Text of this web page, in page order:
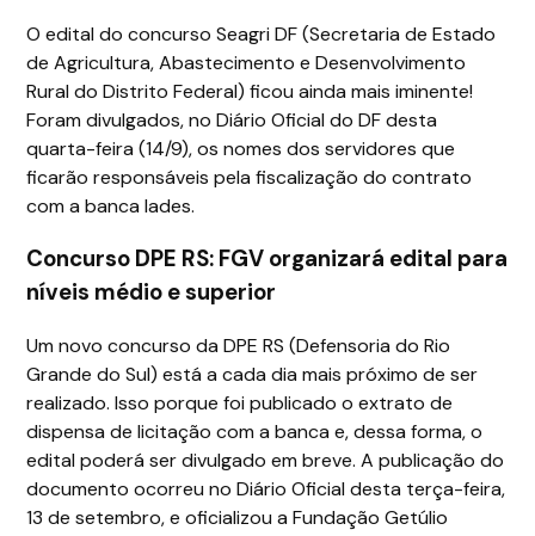
O edital do concurso Seagri DF (Secretaria de Estado
de Agricultura, Abastecimento e Desenvolvimento
Rural do Distrito Federal) ficou ainda mais iminente!
Foram divulgados, no Diário Oficial do DF desta
quarta-feira (14/9), os nomes dos servidores que
ficarão responsáveis pela fiscalização do contrato
com a banca Iades.
Concurso DPE RS: FGV organizará edital para
níveis médio e superior
Um novo concurso da DPE RS (Defensoria do Rio
Grande do Sul) está a cada dia mais próximo de ser
realizado. Isso porque foi publicado o extrato de
dispensa de licitação com a banca e, dessa forma, o
edital poderá ser divulgado em breve. A publicação do
documento ocorreu no Diário Oficial desta terça-feira,
13 de setembro, e oficializou a Fundação Getúlio